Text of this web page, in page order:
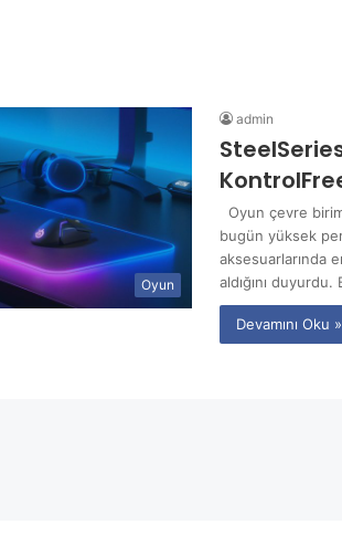
Oyun
admin
Oyun çevre
bugün yüksek
aksesuarlarında
aldığını duyurdu.
Devamını Oku »